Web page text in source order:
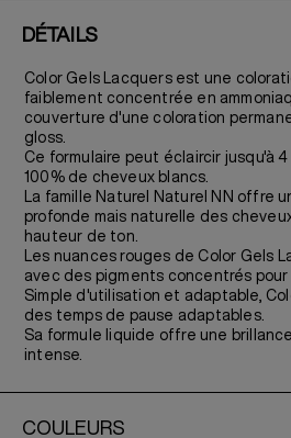
DÉTAILS
Color Gels Lacquers est une
faiblement concentrée en
couverture d'une coloration
gloss.
Ce formulaire peut éclaircir jusqu'à
100% de cheveux blancs.
La famille Naturel Naturel NN offre
profonde mais naturelle des
hauteur de ton.
Les nuances rouges de Color Gels
avec des pigments concentrés pour
Simple d'utilisation et adaptable,
des temps de pause adaptables.
Sa formule liquide offre une
intense.
COULEURS